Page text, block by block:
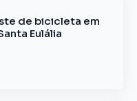
de bicicleta em
Eulália